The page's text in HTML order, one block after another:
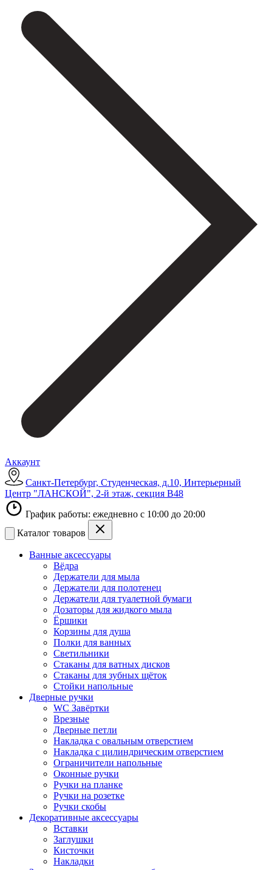
Аккаунт
Санкт-Петербург, Студенческая, д.10, Интерьерный
Центр "ЛАНСКОЙ", 2-й этаж, секция В48
График работы: ежедневно с 10:00 до 20:00
Каталог товаров
Ванные аксессуары
Вёдра
Держатели для мыла
Держатели для полотенец
Держатели для туалетной бумаги
Дозаторы для жидкого мыла
Ёршики
Корзины для душа
Полки для ванных
Светильники
Стаканы для ватных дисков
Стаканы для зубных щёток
Стойки напольные
Дверные ручки
WC Завёртки
Врезные
Дверные петли
Накладка с овальным отверстием
Накладка с цилиндрическим отверстием
Ограничители напольные
Оконные ручки
Ручки на планке
Ручки на розетке
Ручки скобы
Декоративные аксессуары
Вставки
Заглушки
Кисточки
Накладки